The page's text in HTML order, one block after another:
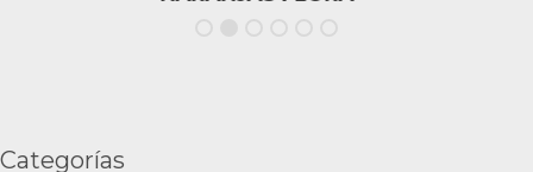
and professionalism, as well as the quality of